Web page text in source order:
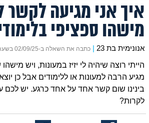
איך אני מגיעה לקשר
מישהו ספציפי
אנונימית בת 23 כתבה את השאלה ב-02/09/25 בשעה 16:54
הייתי רוצה שיהיה לי יזיז במעונות, ויש
מגיע הרבה למעונות או ללימודים אבל כן
בינינו שום קשר אחד על אחד כרגע. יש לכם
לקרות?